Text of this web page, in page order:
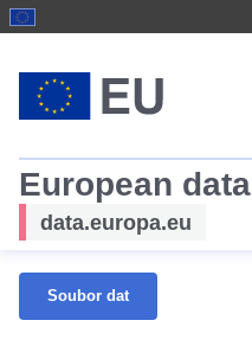
European data
data.europa.eu
Soubor dat